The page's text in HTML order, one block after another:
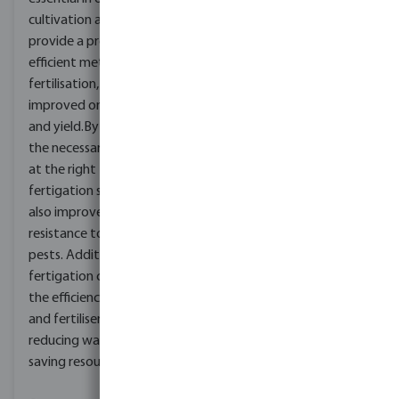
cultivation as they can
provide a precise and
efficient method of
fertilisation, leading to
improved onion growth
and yield.By providing
the necessary nutrients
at the right time, a
fertigation system can
also improve the plant's
resistance to disease and
pests. Additionally,
fertigation can improve
the efficiency of water
and fertiliser use,
reducing waste and
saving resources.